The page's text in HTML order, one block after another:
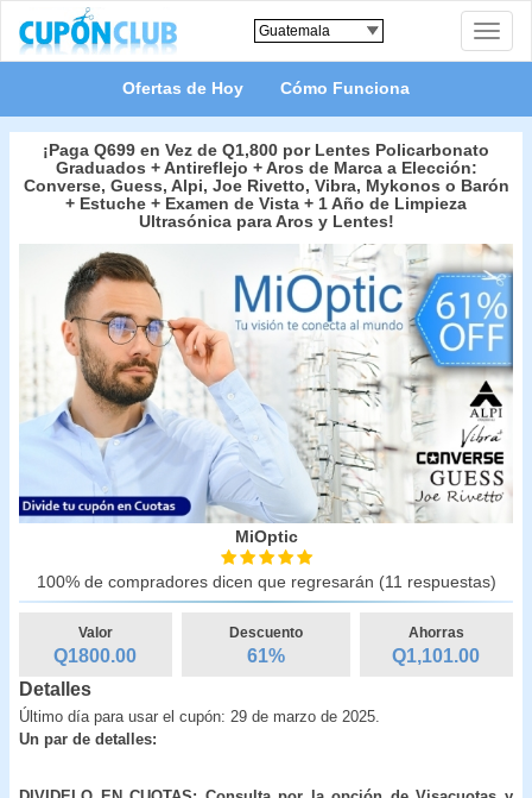
Toggle
Ofertas de Hoy Cómo Funciona
¡Paga Q699 en Vez de Q1,800 por Lentes Policarbonato
Graduados + Antireflejo + Aros de Marca a Elección:
Converse, Guess, Alpi, Joe Rivetto, Vibra, Mykonos o Barón
+ Estuche + Examen de Vista + 1 Año de Limpieza
Ultrasónica para Aros y Lentes!
MiOptic
100% de compradores dicen que regresarán (11 respuestas)
Valor
Q1800.00
Descuento
61%
Ahorras
Q1,101.00
Detalles
Último día para usar el cupón: 29 de marzo de 2025.
Un par de detalles: